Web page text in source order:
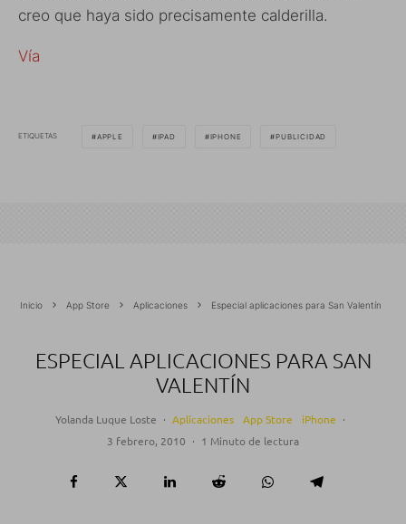
creo que haya sido precisamente calderilla.
Vía
ETIQUETAS APPLE IPAD IPHONE PUBLICIDAD
Inicio App Store Aplicaciones Especial aplicaciones para San Valentín
ESPECIAL APLICACIONES PARA SAN
VALENTÍN
Yolanda Luque Loste · Aplicaciones App Store iPhone ·
3 febrero, 2010 · 1 Minuto de lectura